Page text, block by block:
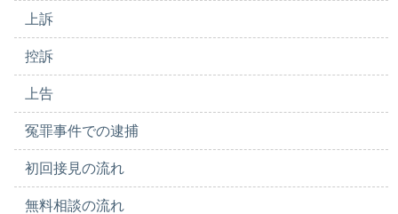
上訴
控訴
上告
冤罪事件での逮捕
初回接見の流れ
無料相談の流れ